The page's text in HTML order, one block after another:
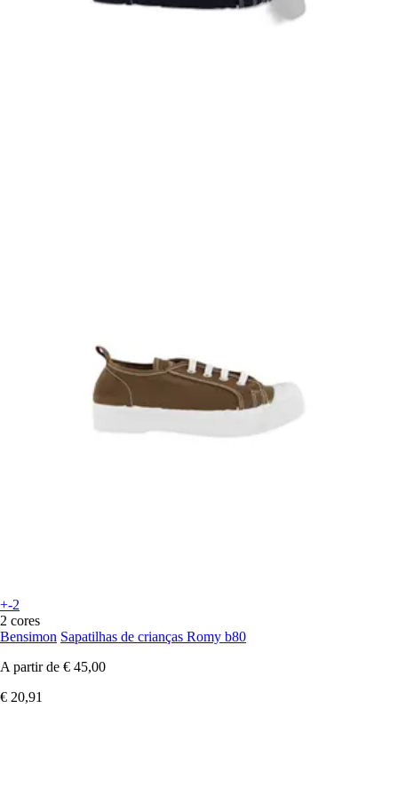
+-2
2 cores
Bensimon Sapatilhas de crianças Romy b80
A partir de € 45,00
€ 20,91